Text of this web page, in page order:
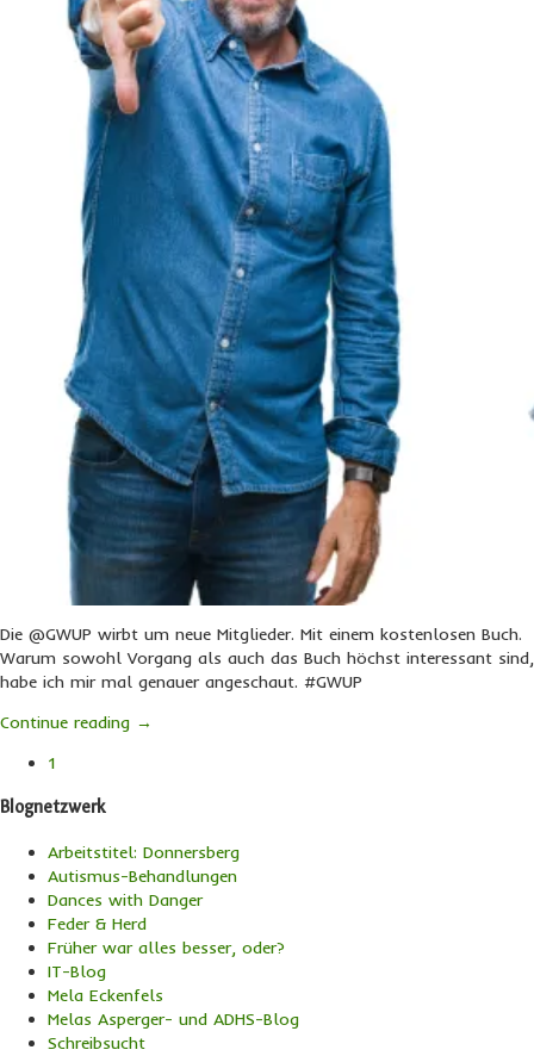
Die @GWUP wirbt um neue Mitglieder. Mit einem kostenlosen Buch.
Warum sowohl Vorgang als auch das Buch höchst interessant sind,
habe ich mir mal genauer angeschaut. #GWUP
Continue reading →
1
Blognetzwerk
Arbeitstitel: Donnersberg
Autismus-Behandlungen
Dances with Danger
Feder & Herd
Früher war alles besser, oder?
IT-Blog
Mela Eckenfels
Melas Asperger- und ADHS-Blog
Schreibsucht